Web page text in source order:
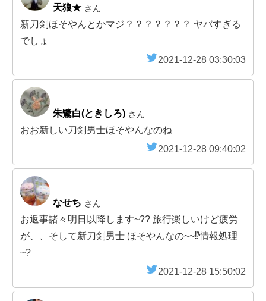
天狼★ さん
新刀剣ほそやんとかマジ？？？？？？？ ヤバすぎる
でしょ
2021-12-28 03:30:03
朱鷺白(ときしろ) さん
おお新しい刀剣男士ほそやんなのね
2021-12-28 09:40:02
なせち さん
お返事諸々明日以降します~?? 旅行楽しいけど疲労
が、、そして新刀剣男士 ほそやんなの~~⁉️情報処理
~?
2021-12-28 15:50:02